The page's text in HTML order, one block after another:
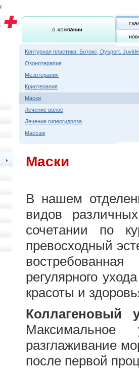
Контурная пластика: Ботокс, Dysport,
Озонотерапия
Мезотерапия
Криотерапия
Маски
Лечение волос
Лечение гипергидроза
Массаж
Маски
В нашем
видов
сочетании по
превосходный
регулярного
красоты и
Коллагеновый
разглаживание
после первой